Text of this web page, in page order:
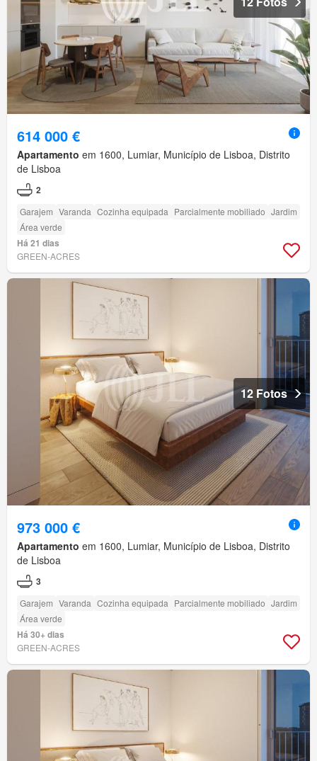
614 000 €
Apartamento em 1600, Lumiar, Município de Lisboa, Distrito
de Lisboa
2
Garajem Varanda Cozinha equipada Parcialmente mobiliado Jardim
Área verde
Há 21 dias
GREEN-ACRES
12 Fotos
973 000 €
Apartamento em 1600, Lumiar, Município de Lisboa, Distrito
de Lisboa
3
Garajem Varanda Cozinha equipada Parcialmente mobiliado Jardim
Área verde
Há 30+ dias
GREEN-ACRES